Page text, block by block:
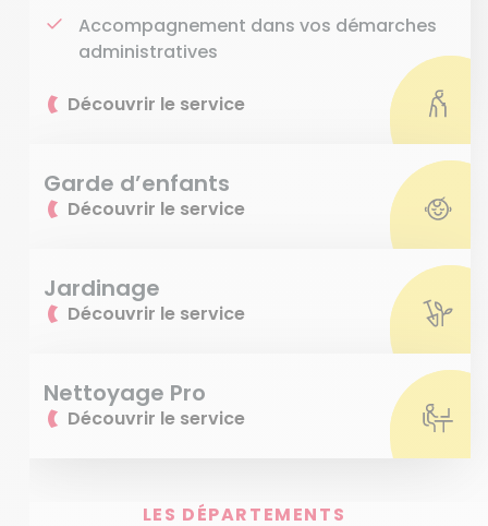
Accompagnement dans vos démarches
administratives
Découvrir le service
Garde d’enfants
Découvrir le service
Jardinage
Découvrir le service
Nettoyage Pro
Découvrir le service
LES DÉPARTEMENTS